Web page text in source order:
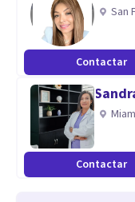
San
Contactar
Contactar